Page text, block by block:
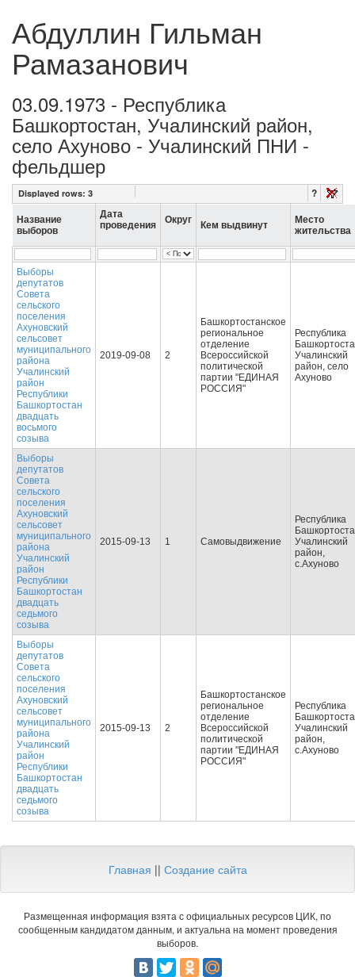
Абдуллин Гильман
Рамазанович
03.09.1973 - Республика
Башкортостан, Учалинский район,
село Ахуново - Учалинский ПНИ -
фельдшер
Displayed rows: 3 ?
Название
выборов
Дата
проведения
Округ Кем выдвинут
Место
жительства
Выборы
депутатов
Совета
сельского
поселения
Ахуновский
сельсовет
муниципального
района
Учалинский
район
Республики
Башкортостан
двадцать
восьмого
созыва
2019-09-08 2
Башкортостанское
региональное
отделение
Всероссийской
политической
партии "ЕДИНАЯ
РОССИЯ"
Республика
Учалинский
район, село
Ахуново
Выборы
депутатов
Совета
сельского
поселения
Ахуновский
сельсовет
муниципального
района
Учалинский
район
Республики
Башкортостан
двадцать
седьмого
созыва
2015-09-13 1 Самовыдвижение
Республика
Учалинский
район,
с.Ахуново
Выборы
депутатов
Совета
сельского
поселения
Ахуновский
сельсовет
муниципального
района
Учалинский
район
Республики
Башкортостан
двадцать
седьмого
созыва
2015-09-13 2
Башкортостанское
региональное
отделение
Всероссийской
политической
партии "ЕДИНАЯ
РОССИЯ"
Республика
Учалинский
район,
с.Ахуново
Главная || Создание сайта
Размещенная информация взята с официальных ресурсов ЦИК, по
сообщенным кандидатом данным, и актуальна на момент проведения
выборов.